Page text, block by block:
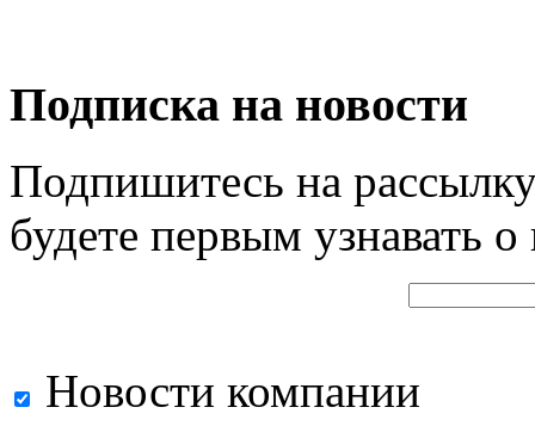
Подписка на новости
Подпишитесь на
будете первым узнавать
Новости компании